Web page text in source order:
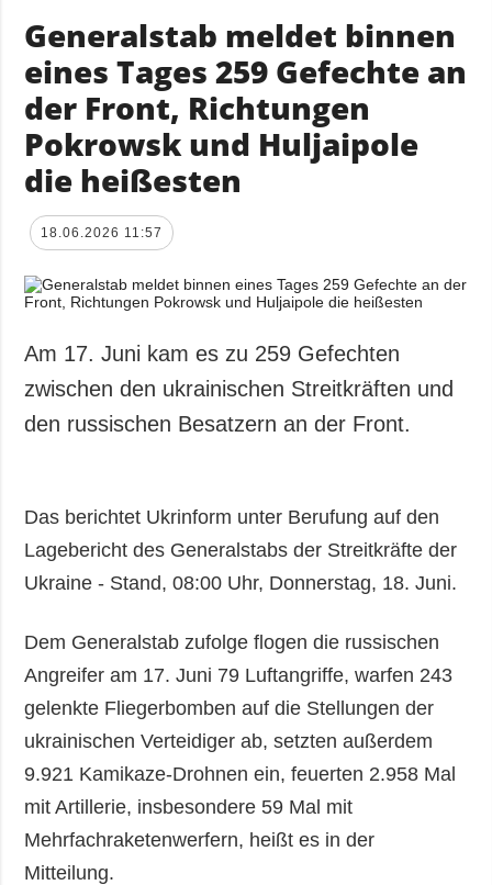
Generalstab meldet binnen
eines Tages 259 Gefechte an
der Front, Richtungen
Pokrowsk und Huljaipole
die heißesten
18.06.2026 11:57
Am 17. Juni kam es zu 259 Gefechten
zwischen den ukrainischen Streitkräften und
den russischen Besatzern an der Front.
Das berichtet Ukrinform unter Berufung auf den
Lagebericht des Generalstabs der Streitkräfte der
Ukraine - Stand, 08:00 Uhr, Donnerstag, 18. Juni.
Dem Generalstab zufolge flogen die russischen
Angreifer am 17. Juni 79 Luftangriffe, warfen 243
gelenkte Fliegerbomben auf die Stellungen der
ukrainischen Verteidiger ab, setzten außerdem
9.921 Kamikaze-Drohnen ein, feuerten 2.958 Mal
mit Artillerie, insbesondere 59 Mal mit
Mehrfachraketenwerfern, heißt es in der
Mitteilung.